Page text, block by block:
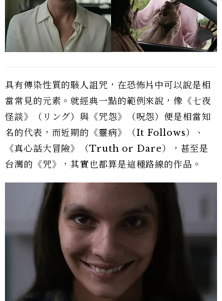
具有傳染性質的駭人詛咒，在恐怖片中可以說是相
當常見的元素。就經典一點的範例來說，像《七夜
怪談》（リング）與《咒怨》（呪怨）便是相當知
名的代表，而近期的《靈病》（It Follows）、
《真心話大冒險》（Truth or Dare），甚至是
台灣的《咒》，其實也都算是這種路線的作品。